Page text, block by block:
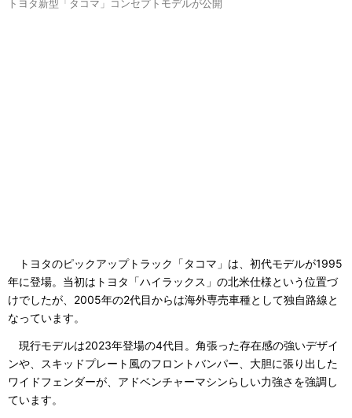
トヨタ新型「タコマ」コンセプトモデルが公開
トヨタのピックアップトラック「タコマ」は、初代モデルが1995
年に登場。当初はトヨタ「ハイラックス」の北米仕様という位置づ
けでしたが、2005年の2代目からは海外専売車種として独自路線と
なっています。
現行モデルは2023年登場の4代目。角張った存在感の強いデザイ
ンや、スキッドプレート風のフロントバンパー、大胆に張り出した
ワイドフェンダーが、アドベンチャーマシンらしい力強さを強調し
ています。